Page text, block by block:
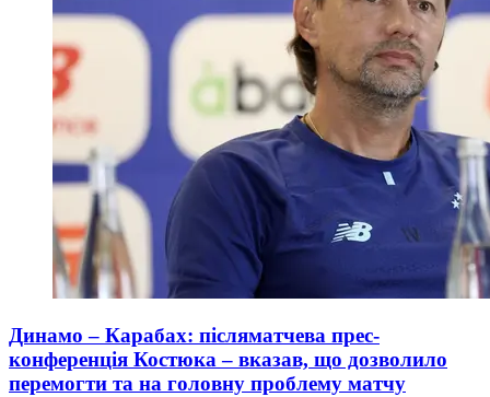
Динамо – Карабах: післяматчева прес-
конференція Костюка – вказав, що дозволило
перемогти та на головну проблему матчу